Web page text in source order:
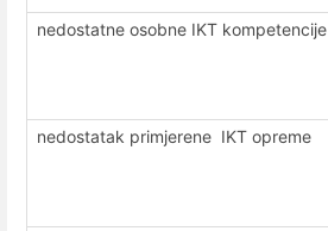
nedostatne osobne IKT kompetencije
nedostatak primjerene IKT opreme